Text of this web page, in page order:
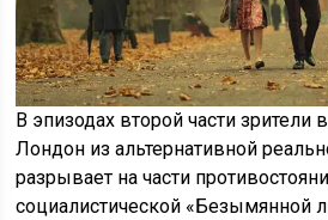
В эпизодах второй части
Лондон из альтернативной
разрывает на части
социалистической «Безымянной